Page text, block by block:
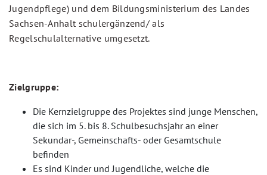
Jugendpflege) und dem Bildungsministerium des Landes
Sachsen-Anhalt schulergänzend/ als
Regelschulalternative umgesetzt.
Zielgruppe:
Die Kernzielgruppe des Projektes sind junge Menschen,
die sich im 5. bis 8. Schulbesuchsjahr an einer
Sekundar-, Gemeinschafts- oder Gesamtschule
befinden
Es sind Kinder und Jugendliche, welche die